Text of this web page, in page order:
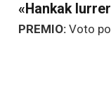
«Hankak
PREMIO:Voto